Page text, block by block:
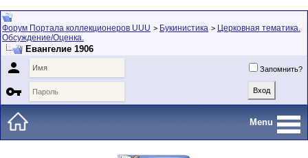
Форум Портала коллекционеров UUU > Букинистика > Церковная тематика.
Обсуждение/Оценка.
Евангелие 1906
 Запомнить?

Menu